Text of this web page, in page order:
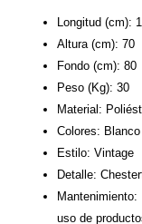
Longitud (cm):
Altura (cm): 70
Fondo (cm): 80
Peso (Kg): 30
Material:
Colores: Blanco
Estilo: Vintage
Detalle:
uso de